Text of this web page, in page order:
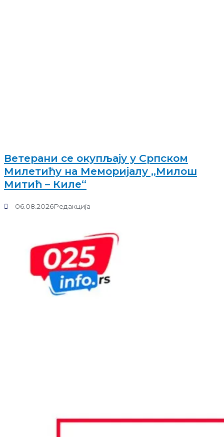
Ветерани се окупљају у Српском
Милетићу на Меморијалу „Милош
Митић – Киле“
06.08.2026Редакција